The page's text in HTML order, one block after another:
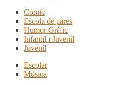
Còmic
Escola de pares
Humor Gràfic
Infantil i Juvenil
Juvenil
Escolar
Música